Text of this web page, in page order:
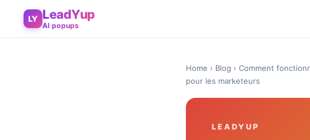
LY LeadYup
AI popups
Home › Blog › Comment
pour les marketeurs
LEADYUP